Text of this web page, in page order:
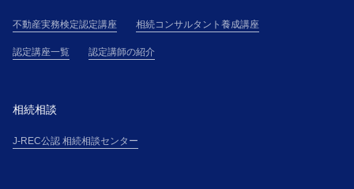
いう）に基づき算定される受講料金を支払うものとし
ます。
第４条(本講座の申し込み)
う）は、本サイト上に掲載する手続、または主催者の
申込」という)を行ない、氏名・住所・電話番号その他
不動産実務検定認定講座 相続コンサルタント養成講座
認定講座一覧 認定講師の紹介
相続相談
J-REC公認 相続相談センター